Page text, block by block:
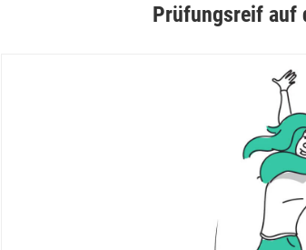
Prüfungsreif auf